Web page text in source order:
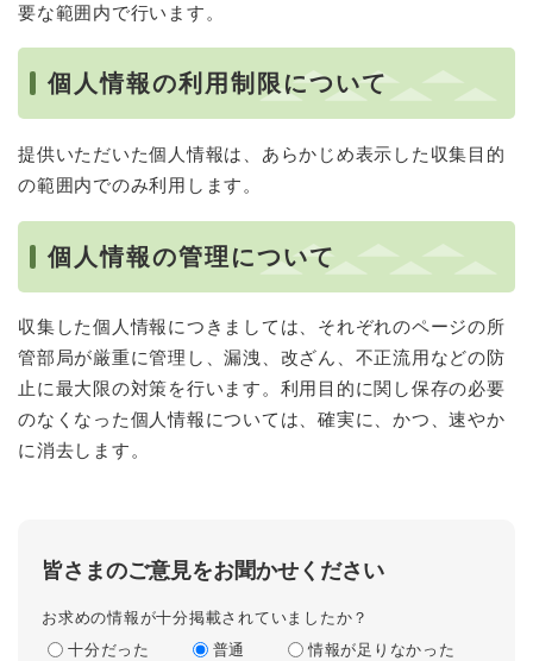
要な範囲内で行います。
個人情報の利用制限について
提供いただいた個人情報は、あらかじめ表示した収集目的
の範囲内でのみ利用します。
個人情報の管理について
収集した個人情報につきましては、それぞれのページの所
管部局が厳重に管理し、漏洩、改ざん、不正流用などの防
止に最大限の対策を行います。利用目的に関し保存の必要
のなくなった個人情報については、確実に、かつ、速やか
に消去します。
皆さまのご意見をお聞かせください
お求めの情報が十分掲載されていましたか？
十分だった
普通 情報が足りなかった